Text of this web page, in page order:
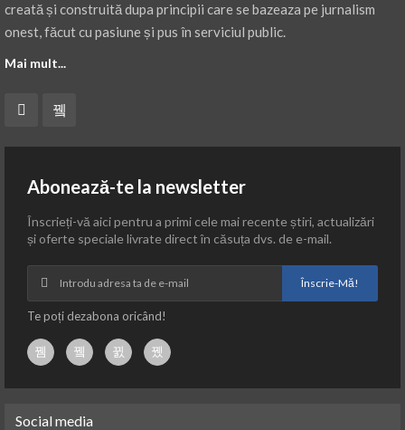
creată și construită dupa principii care se bazeaza pe jurnalism
onest, făcut cu pasiune și pus în serviciul public.
Mai mult...
Abonează-te la newsletter
Înscrieți-vă aici pentru a primi cele mai recente știri, actualizări
și oferte speciale livrate direct în căsuța dvs. de e-mail.
Înscrie-Mă!
Te poți dezabona oricând!
Social media